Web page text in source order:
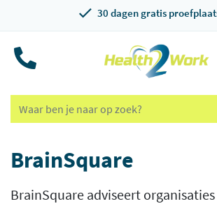
30 dagen gratis
BrainSquare
BrainSquare adviseert